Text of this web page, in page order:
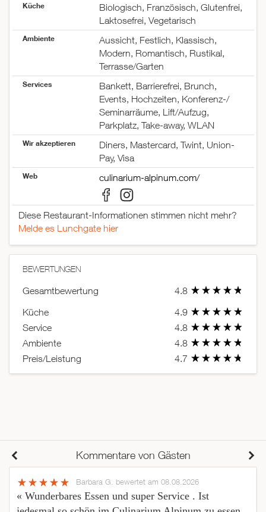
Küche
Biologisch, Französisch, Glutenfrei,
Laktosefrei, Vegetarisch
Ambiente
Aussicht, Festlich, Klassisch,
Modern, Romantisch, Rustikal,
Terrasse/Garten
Services
Bankett, Barrierefrei, Brunch,
Events, Hochzeiten, Konferenz-/
Seminarräume, Lift/Aufzug,
Parkplatz, Take-away, WLAN
Wir akzeptieren
Diners, Mastercard, Twint, Union-
Pay, Visa
Web culinarium-alpinum.com/
Diese Restaurant-Informationen stimmen nicht mehr?
Melde es Lunchgate hier
BEWERTUNGEN
Gesamtbewertung
4.8
Küche
4.9
Service
4.8
Ambiente
4.8
Preis/Leistung
4.7
Kommentare von Gästen
Barbara G. bewertet am 08.08.2026
« Wunderbares Essen und super Service . Ist